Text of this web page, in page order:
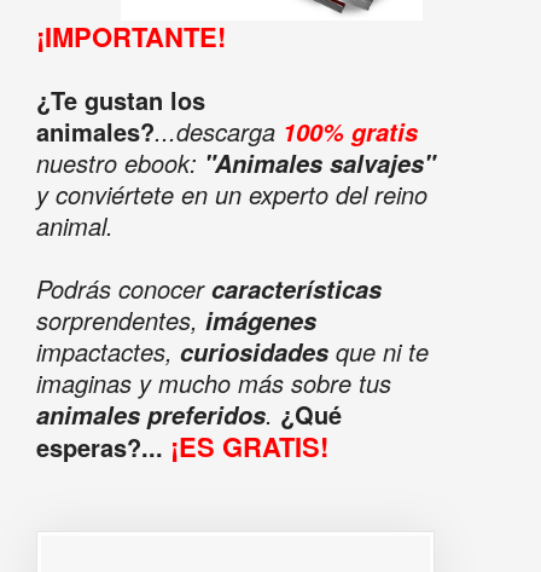
¡IMPORTANTE!
¿Te gustan los
animales?...descarga 100% gratis
nuestro ebook: "Animales salvajes"
y conviértete en un experto del reino
animal.
Podrás conocercaracterísticas
sorprendentes, imágenes
impactactes, curiosidadesque ni te
imaginas y mucho más sobre tus
animales preferidos. ¿Qué
esperas?... ¡ES GRATIS!